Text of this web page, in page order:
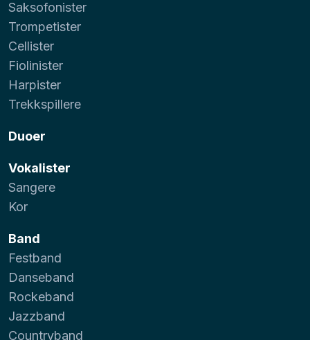
Saksofonister
Trompetister
Cellister
Fiolinister
Harpister
Trekkspillere
Duoer
Vokalister
Sangere
Kor
Band
Festband
Danseband
Rockeband
Jazzband
Countryband